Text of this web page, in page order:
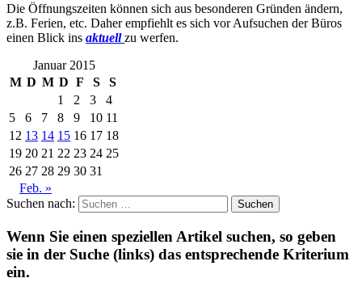
Die Öffnungszeiten können sich aus besonderen Gründen ändern,
z.B. Ferien, etc. Daher empfiehlt es sich vor Aufsuchen der Büros
einen Blick ins aktuellzu werfen.
Januar 2015
M D M D F S
S
1
2 3
4
5
6 7 8 9 10 11
12 13 14 15 16 17 18
19 20 21 22 23 24 25
26 27 28 29 30 31
Feb. »
Suchen nach:
Wenn Sie einen speziellen Artikel suchen, so geben
sie in der Suche (links) das entsprechende Kriterium
ein.